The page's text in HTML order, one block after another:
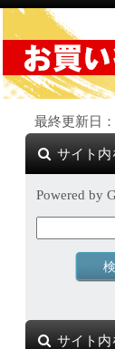
最終更新日
サイト内
Powered by
サイト内